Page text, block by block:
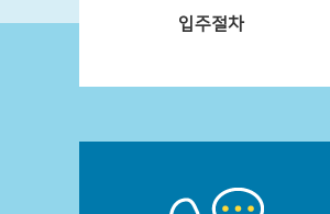
입주절차